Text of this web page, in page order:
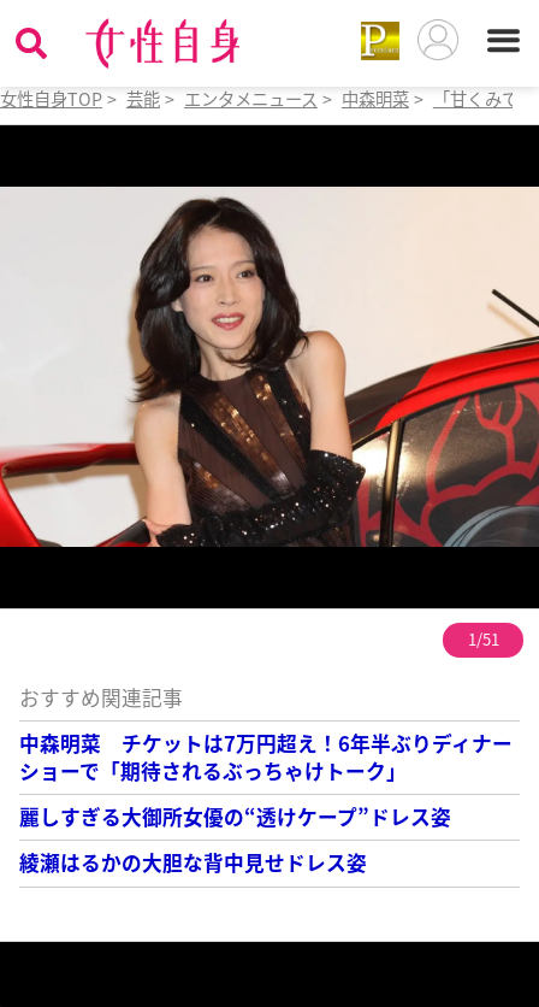
女性自身TOP > 芸能 > エンタメニュース > 中森明菜 > 「甘くみて
1/51
おすすめ関連記事
中森明菜 チケットは7万円超え！6年半ぶりディナー
ショーで「期待されるぶっちゃけトーク」
麗しすぎる大御所女優の“透けケープ”ドレス姿
綾瀬はるかの大胆な背中見せドレス姿